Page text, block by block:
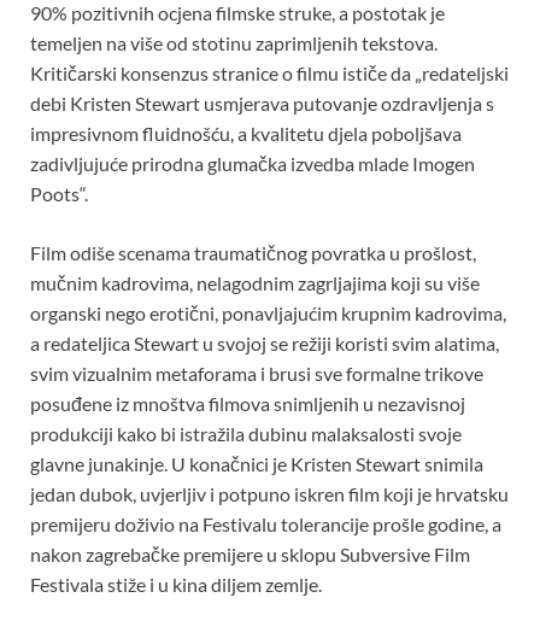
90% pozitivnih ocjena filmske struke, a postotak je
temeljen na više od stotinu zaprimljenih tekstova.
Kritičarski konsenzus stranice o filmu ističe da „redateljski
debi Kristen Stewart usmjerava putovanje ozdravljenja s
impresivnom fluidnošću, a kvalitetu djela poboljšava
zadivljujuće prirodna glumačka izvedba mlade Imogen
Poots“.
Film odiše scenama traumatičnog povratka u prošlost,
mučnim kadrovima, nelagodnim zagrljajima koji su više
organski nego erotični, ponavljajućim krupnim kadrovima,
a redateljica Stewart u svojoj se režiji koristi svim alatima,
svim vizualnim metaforama i brusi sve formalne trikove
posuđene iz mnoštva filmova snimljenih u nezavisnoj
produkciji kako bi istražila dubinu malaksalosti svoje
glavne junakinje. U konačnici je Kristen Stewart snimila
jedan dubok, uvjerljiv i potpuno iskren film koji je hrvatsku
premijeru doživio na Festivalu tolerancije prošle godine, a
nakon zagrebačke premijere u sklopu Subversive Film
Festivala stiže i u kina diljem zemlje.